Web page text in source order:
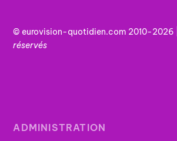
© eurovision-quotidien.com 2010-2026 |
réservés
ADMINISTRATION